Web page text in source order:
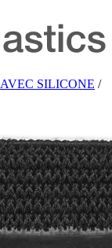
AVEC SILICONE /